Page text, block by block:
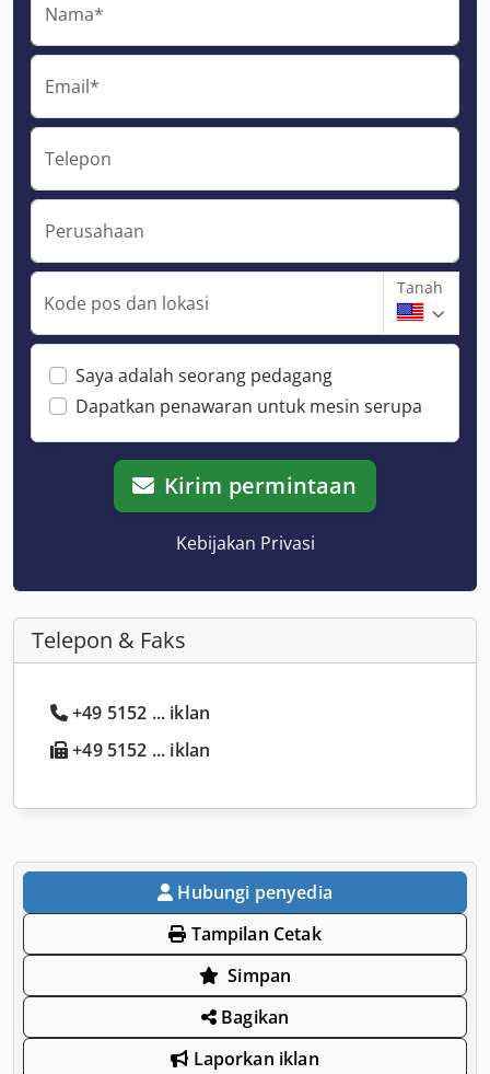
Nama*
Email*
Telepon
Perusahaan
Kode pos dan lokasi
Tanah
Saya adalah seorang pedagang
Dapatkan penawaran untuk mesin serupa
Kirim permintaan
Kebijakan Privasi
Telepon & Faks
+49 5152 ... iklan
+49 5152 ... iklan
Hubungi penyedia
Tampilan Cetak
Simpan
Bagikan
Laporkan iklan